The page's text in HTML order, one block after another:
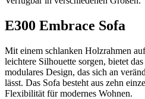
E300 Embrace Sofa
Mit einem schlanken Holzrahmen
leichtere Silhouette sorgen, bietet
modulares Design, das sich an
lässt. Das Sofa besteht aus zehn
Flexibilität für modernes Wohnen.